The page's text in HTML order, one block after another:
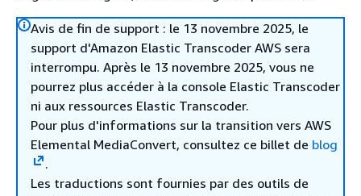
Avis de fin de support : le 13 novembre 2025, le
support d'Amazon Elastic Transcoder AWS sera
interrompu. Après le 13 novembre 2025, vous ne
pourrez plus accéder à la console Elastic Transcoder
ni aux ressources Elastic Transcoder.
Pour plus d'informations sur la transition vers AWS
Elemental MediaConvert, consultez ce billet de blog
.
Les traductions sont fournies par des outils de